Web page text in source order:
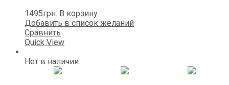
1495грн. В корзину
Добавить в список желаний
Сравнить
Quick View
Нет в наличии